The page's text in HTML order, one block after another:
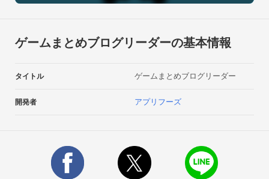
ゲームまとめブログリーダーの基本情報
タイトル ゲームまとめブログリーダー
開発者 アプリフーズ